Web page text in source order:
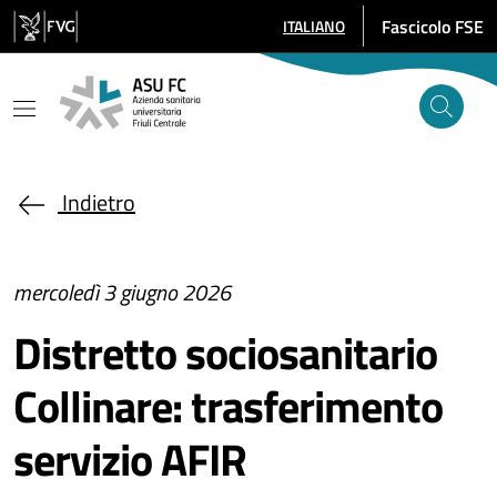
Salta al contenuto principale
SELEZIONE LINGUA: LINGUA
ITALIANO Fascicolo FSE
Indietro
mercoledì 3 giugno 2026
Distretto sociosanitario
Collinare: trasferimento
servizio AFIR